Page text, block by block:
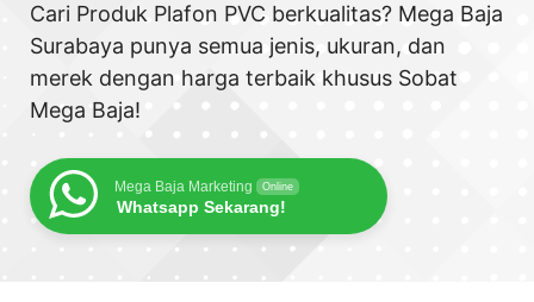
Cari Produk Plafon PVC berkualitas? Mega Baja
Surabaya punya semua jenis, ukuran, dan
merek dengan harga terbaik khusus Sobat
Mega Baja!
Mega Baja Marketing Online
Whatsapp Sekarang!